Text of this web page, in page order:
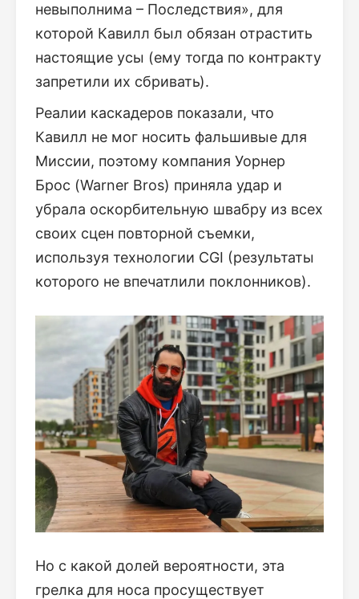
невыполнима – Последствия», для
которой Кавилл был обязан отрастить
настоящие усы (ему тогда по контракту
запретили их сбривать).
Реалии каскадеров показали, что
Кавилл не мог носить фальшивые для
Миссии, поэтому компания Уорнер
Брос (Warner Bros) приняла удар и
убрала оскорбительную швабру из всех
своих сцен повторной съемки,
используя технологии CGI (результаты
которого не впечатлили поклонников).
Но с какой долей вероятности, эта
грелка для носа просуществует